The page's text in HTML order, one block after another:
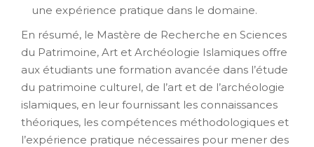
une expérience pratique dans le domaine.
En résumé, le Mastère de Recherche en Sciences
du Patrimoine, Art et Archéologie Islamiques offre
aux étudiants une formation avancée dans l’étude
du patrimoine culturel, de l’art et de l’archéologie
islamiques, en leur fournissant les connaissances
théoriques, les compétences méthodologiques et
l’expérience pratique nécessaires pour mener des